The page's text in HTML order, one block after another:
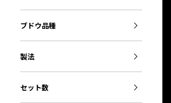
ブドウ品種
製法
セット数